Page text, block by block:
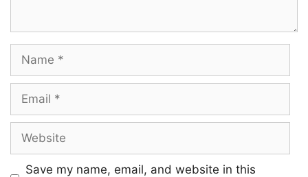
Name
Email
Website
Save my name, email, and website in this